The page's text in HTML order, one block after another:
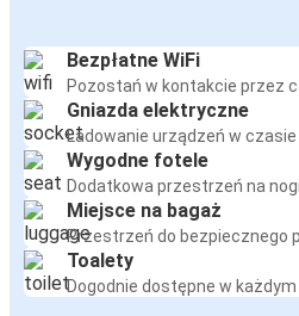
Bezpłatne WiFi
Pozostań w kontakcie przez
Gniazda elektryczne
Ładowanie urządzeń w
Wygodne fotele
Dodatkowa przestrzeń na
Miejsce na bagaż
Przestrzeń do bezpiecznego
Toalety
Dogodnie dostępne w